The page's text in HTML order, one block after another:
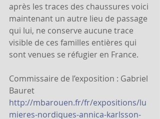
après les traces des chaussures voici
maintenant un autre lieu de passage
qui lui, ne conserve aucune trace
visible de ces familles entières qui
sont venues se réfugier en France.
Commissaire de l’exposition : Gabriel
Bauret
http://mbarouen.fr/fr/expositions/lu
mieres-nordiques-annica-karlsson-